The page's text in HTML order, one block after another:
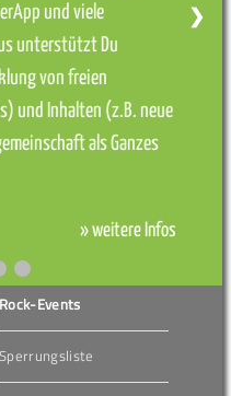
und viele
unterstützt Du
von freien
und Inhalten (z.B. neue
als Ganzes
» weitere Infos
❯
Rock-Events
Sperrungsliste